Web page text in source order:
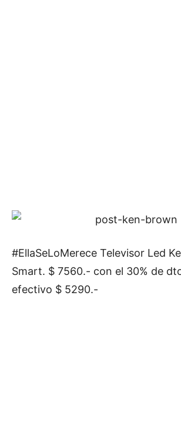
#EllaSeLoMerece Televisor Led
Smart. $ 7560.- con el 30% de
efectivo $ 5290.-